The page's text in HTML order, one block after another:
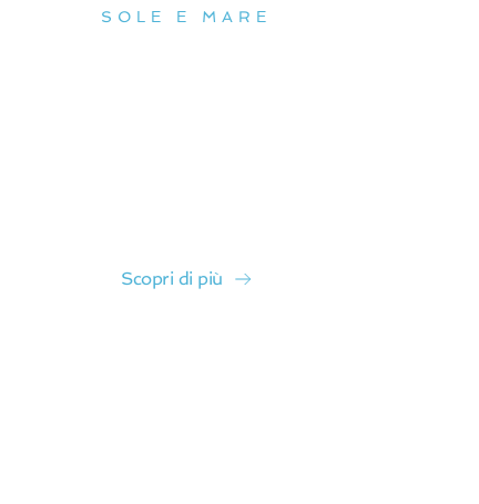
SOLE E MARE
Scopri di più